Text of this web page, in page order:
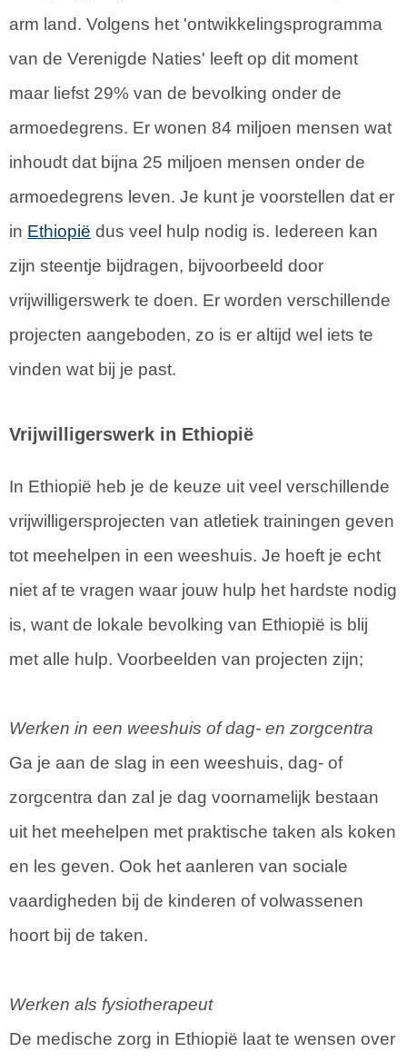
arm land. Volgens het 'ontwikkelingsprogramma
van de Verenigde Naties' leeft op dit moment
maar liefst 29% van de bevolking onder de
armoedegrens. Er wonen 84 miljoen mensen wat
inhoudt dat bijna 25 miljoen mensen onder de
armoedegrens leven. Je kunt je voorstellen dat er
in Ethiopië dus veel hulp nodig is. Iedereen kan
zijn steentje bijdragen, bijvoorbeeld door
vrijwilligerswerk te doen. Er worden verschillende
projecten aangeboden, zo is er altijd wel iets te
vinden wat bij je past.
Vrijwilligerswerk in Ethiopië
In Ethiopië heb je de keuze uit veel verschillende
vrijwilligersprojecten van atletiek trainingen geven
tot meehelpen in een weeshuis. Je hoeft je echt
niet af te vragen waar jouw hulp het hardste nodig
is, want de lokale bevolking van Ethiopië is blij
met alle hulp. Voorbeelden van projecten zijn;
Werken in een weeshuis of dag- en zorgcentra
Ga je aan de slag in een weeshuis, dag- of
zorgcentra dan zal je dag voornamelijk bestaan
uit het meehelpen met praktische taken als koken
en les geven. Ook het aanleren van sociale
vaardigheden bij de kinderen of volwassenen
hoort bij de taken.
Werken als fysiotherapeut
De medische zorg in Ethiopië laat te wensen over